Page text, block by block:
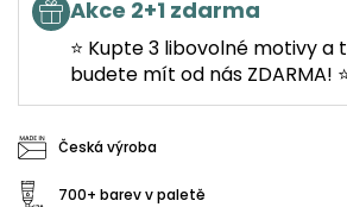
Akce 2+1 zdarma
⭐ Kupte 3 libovolné motivy a
budete mít od nás ZDARMA!
Česká výroba
700+ barev v paletě